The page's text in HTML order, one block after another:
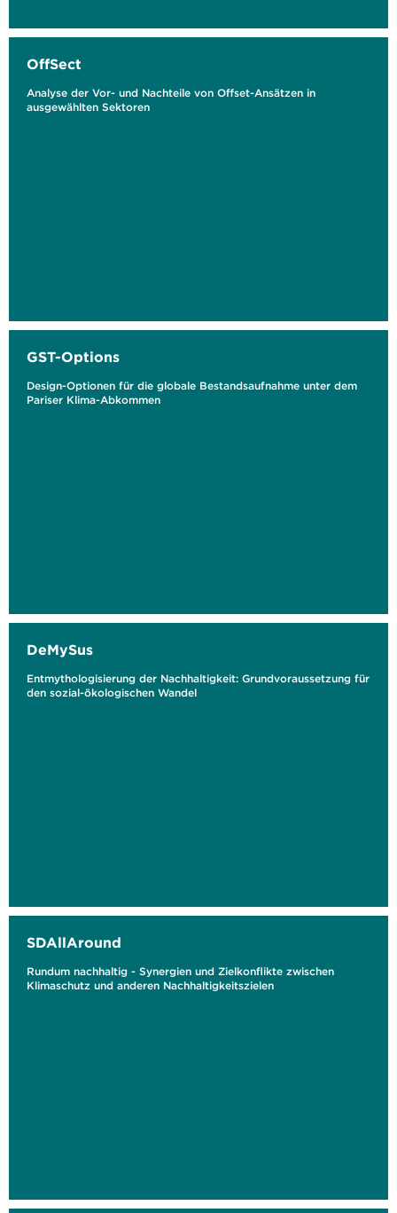
OffSect
Analyse der Vor- und Nachteile von Offset-Ansätzen in
ausgewählten Sektoren
GST-Options
Design-Optionen für die globale Bestandsaufnahme unter dem
Pariser Klima-Abkommen
DeMySus
Entmythologisierung der Nachhaltigkeit: Grundvoraussetzung für
den sozial-ökologischen Wandel
SDAllAround
Rundum nachhaltig - Synergien und Zielkonflikte zwischen
Klimaschutz und anderen Nachhaltigkeitszielen